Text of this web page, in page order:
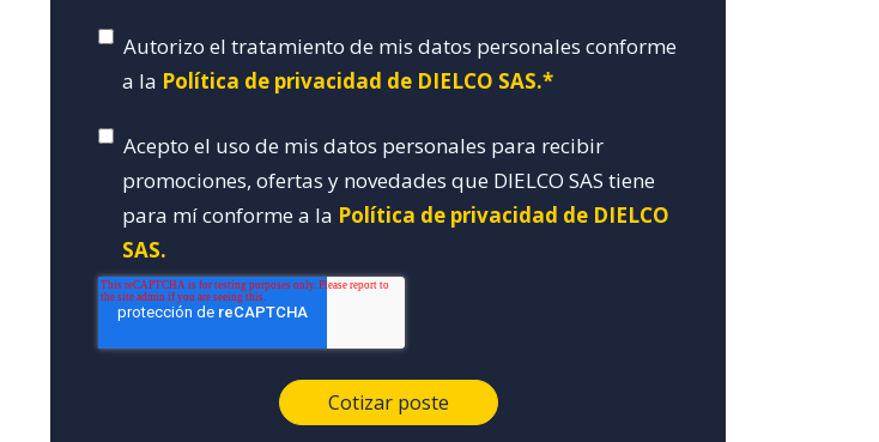
Autorizo el tratamiento de mis datos personales conforme
a la Política de privacidad de DIELCO SAS.*
Acepto el uso de mis datos personales para recibir
promociones, ofertas y novedades que DIELCO SAS tiene
para mí conforme a la Política de privacidad de DIELCO
SAS.